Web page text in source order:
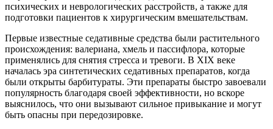
психических и неврологических расстройств, а также для
подготовки пациентов к хирургическим вмешательствам.
Первые известные седативные средства были растительного
происхождения: валериана, хмель и пассифлора, которые
применялись для снятия стресса и тревоги. В XIX веке
началась эра синтетических седативных препаратов, когда
были открыты барбитураты. Эти препараты быстро завоевали
популярность благодаря своей эффективности, но вскоре
выяснилось, что они вызывают сильное привыкание и могут
быть опасны при передозировке.